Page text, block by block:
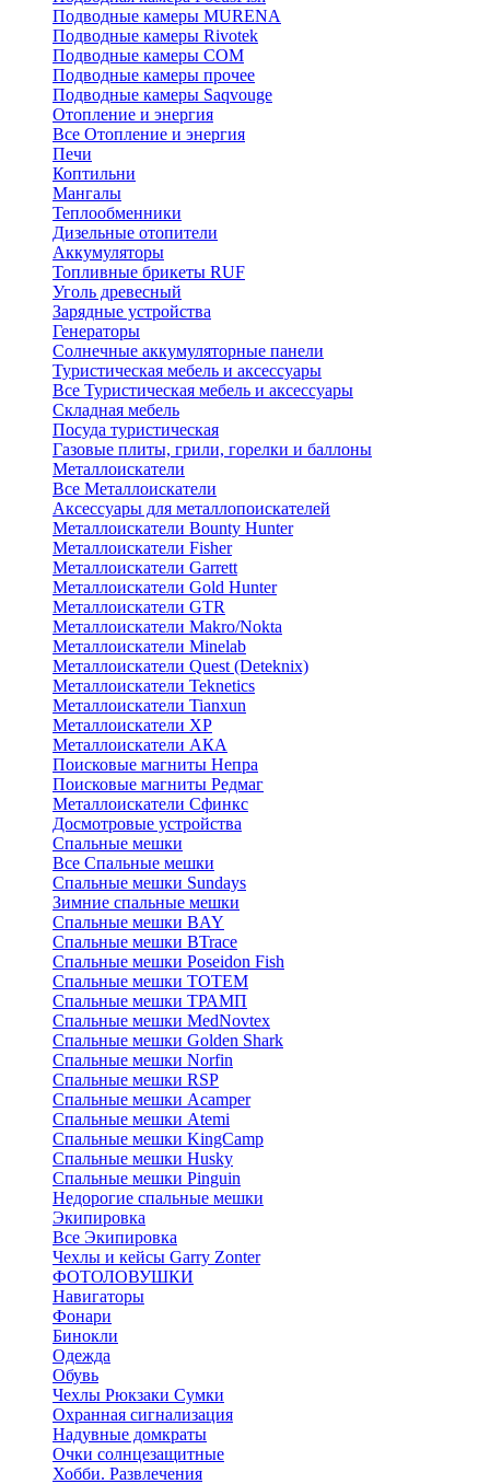
Подводные камеры MURENA
Подводные камеры Rivotek
Подводные камеры СОМ
Подводные камеры прочее
Подводные камеры Saqvouge
Отопление и энергия
Все Отопление и энергия
Печи
Коптильни
Мангалы
Теплообменники
Дизельные отопители
Аккумуляторы
Топливные брикеты RUF
Уголь древесный
Зарядные устройства
Генераторы
Солнечные аккумуляторные панели
Туристическая мебель и аксессуары
Все Туристическая мебель и аксессуары
Складная мебель
Посуда туристическая
Газовые плиты, грили, горелки и баллоны
Металлоискатели
Все Металлоискатели
Аксессуары для металлопоискателей
Металлоискатели Bounty Hunter
Металлоискатели Fisher
Металлоискатели Garrett
Металлоискатели Gold Hunter
Металлоискатели GTR
Металлоискатели Makro/Nokta
Металлоискатели Minelab
Металлоискатели Quest (Deteknix)
Металлоискатели Teknetics
Металлоискатели Tianxun
Металлоискатели XP
Металлоискатели АКА
Поисковые магниты Непра
Поисковые магниты Редмаг
Металлоискатели Сфинкс
Досмотровые устройства
Спальные мешки
Все Спальные мешки
Спальные мешки Sundays
Зимние спальные мешки
Спальные мешки BAY
Спальные мешки BTrace
Спальные мешки Poseidon Fish
Спальные мешки ТОТЕМ
Спальные мешки ТРАМП
Cпальные мешки MedNovtex
Спальные мешки Golden Shark
Спальные мешки Norfin
Спальные мешки RSP
Спальные мешки Acamper
Спальные мешки Atemi
Спальные мешки KingCamp
Спальные мешки Husky
Спальные мешки Pinguin
Недорогие спальные мешки
Экипировка
Все Экипировка
Чехлы и кейсы Garry Zonter
ФОТОЛОВУШКИ
Навигаторы
Фонари
Бинокли
Одежда
Обувь
Чехлы Рюкзаки Сумки
Охранная сигнализация
Надувные домкраты
Очки солнцезащитные
Хобби. Развлечения